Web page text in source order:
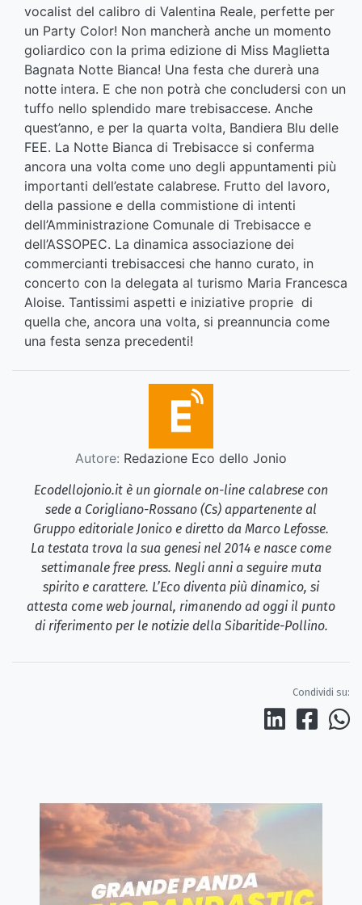
vocalist del calibro di Valentina Reale, perfette per
un Party Color! Non mancherà anche un momento
goliardico con la prima edizione di Miss Maglietta
Bagnata Notte Bianca! Una festa che durerà una
notte intera. E che non potrà che concludersi con un
tuffo nello splendido mare trebisaccese. Anche
quest’anno, e per la quarta volta, Bandiera Blu delle
FEE. La Notte Bianca di Trebisacce si conferma
ancora una volta come uno degli appuntamenti più
importanti dell’estate calabrese. Frutto del lavoro,
della passione e della commistione di intenti
dell’Amministrazione Comunale di Trebisacce e
dell’ASSOPEC. La dinamica associazione dei
commercianti trebisaccesi che hanno curato, in
concerto con la delegata al turismo Maria Francesca
Aloise. Tantissimi aspetti e iniziative proprie di
quella che, ancora una volta, si preannuncia come
una festa senza precedenti!
Autore: Redazione Eco dello Jonio
Ecodellojonio.it è un giornale on-line calabrese con
sede a Corigliano-Rossano (Cs) appartenente al
Gruppo editoriale Jonico e diretto da Marco Lefosse.
La testata trova la sua genesi nel 2014 e nasce come
settimanale free press. Negli anni a seguire muta
spirito e carattere. L’Eco diventa più dinamico, si
attesta come web journal, rimanendo ad oggi il punto
di riferimento per le notizie della Sibaritide-Pollino.
Condividi su: